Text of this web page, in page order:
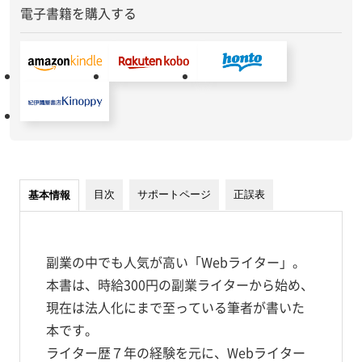
電子書籍を購入する
基本情報 目次 サポートページ 正誤表
副業の中でも人気が高い「Webライター」。
本書は、時給300円の副業ライターから始め、
現在は法人化にまで至っている筆者が書いた
本です。
ライター歴７年の経験を元に、Webライター